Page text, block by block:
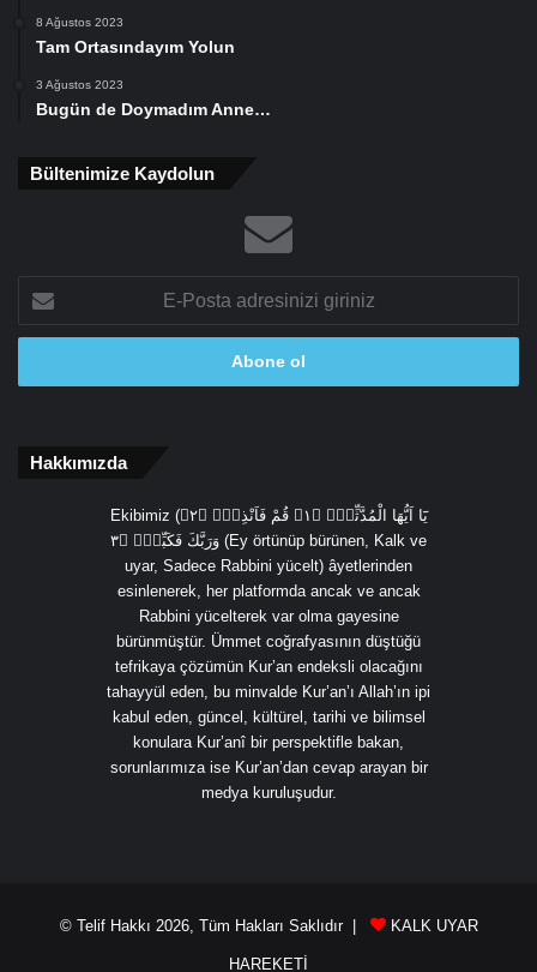
8 Ağustos 2023
Tam Ortasındayım Yolun
3 Ağustos 2023
Bugün de Doymadım Anne…
Bültenimize Kaydolun
Posta
adresinizi
Hakkımızda
Ekibimiz (يَٓا اَيُّهَا الْمُدَّثِّرُۙ ﴿١﴾ قُمْ فَاَنْذِرْۙ ﴿٢﴾
وَرَبَّكَ فَكَبِّرْۙ ﴿٣ (Ey örtünüp bürünen, Kalk ve
uyar, Sadece Rabbini yücelt) âyetlerinden
esinlenerek, her platformda ancak ve ancak
Rabbini yücelterek var olma gayesine
bürünmüştür. Ümmet coğrafyasının düştüğü
tefrikaya çözümün Kur’an endeksli olacağını
tahayyül eden, bu minvalde Kur’an’ı Allah’ın ipi
kabul eden, güncel, kültürel, tarihi ve bilimsel
konulara Kur’anî bir perspektifle bakan,
sorunlarımıza ise Kur’an’dan cevap arayan bir
medya kuruluşudur.
© Telif Hakkı 2026, Tüm Hakları Saklıdır | KALK UYAR
HAREKETİ